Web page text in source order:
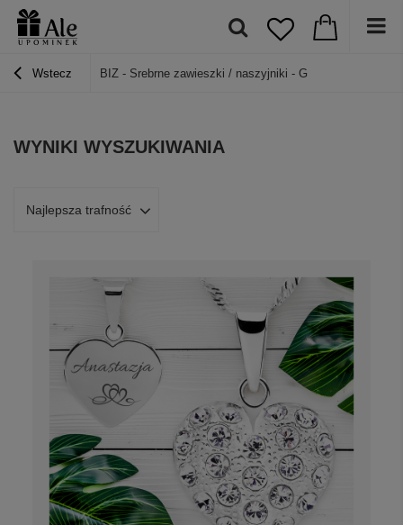
Wstecz BIZ - Srebrne zawieszki / naszyjniki - G
WYNIKI WYSZUKIWANIA
Najlepsza trafność